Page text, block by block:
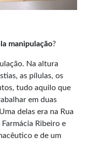
manipulação?
Na altura
as pílulas, os
tudo aquilo que
em duas
delas era na Rua
Ribeiro e
e de um